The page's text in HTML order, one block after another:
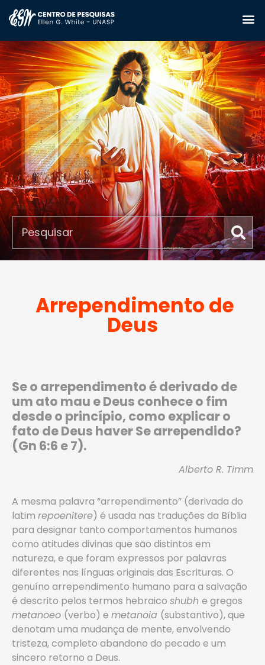
Arrependimento de
Deus
Se o arrependimento é derivado de
um ato mau e Deus conhece o fim
desde o princípio, como explicar o
fato de Deus haver Se arrependido?
(Gn 6:6 e 7).
Alberto R. Timm
A mesma palavra “arrependimento” (derivada do
latim repoenitere) é usada nas traduções da Bíblia
para designar tanto comportamentos humanos
como atitudes divinas que são distintos em
natureza, e que foram expressos por palavras
diferentes nas línguas originais das Escrituras. O
genuíno arrependimento humano para a salvação
é descrito pelos termos hebraico shubh e gregos
metanoeo (verbo) e metanoia (substantivo), que
denotam uma mudança de mente, envolvendo
tristeza, completo abandono do pecado e um
sincero retorno a Deus.